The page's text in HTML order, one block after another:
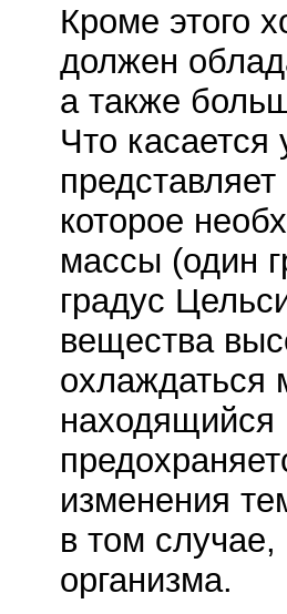
Кроме этого
должен
а также
Что касается
которое
массы (один
градус
вещества
охлаждаться
находящийся
изменения
в том
организма.